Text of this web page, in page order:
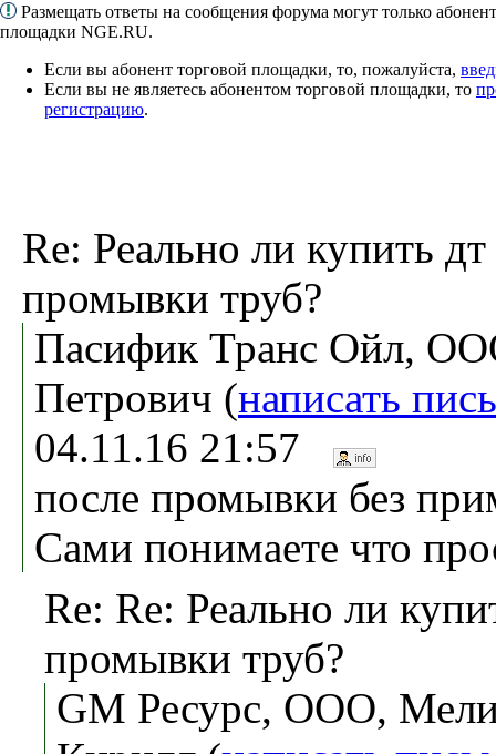
Размещать ответы на сообщения форума могут только
площадки NGE.RU.
Если вы абонент торговой площадки, то, пожалуйста,
Если вы не являетесь абонентом торговой площадки, то
регистрацию.
Re: Реально ли купить
промывки труб?
Пасифик Транс Ойл,
Петрович (написать
04.11.16 21:57
после промывки без
Сами понимаете что
Re: Re: Реально ли
промывки труб?
GM Ресурс, ООО,